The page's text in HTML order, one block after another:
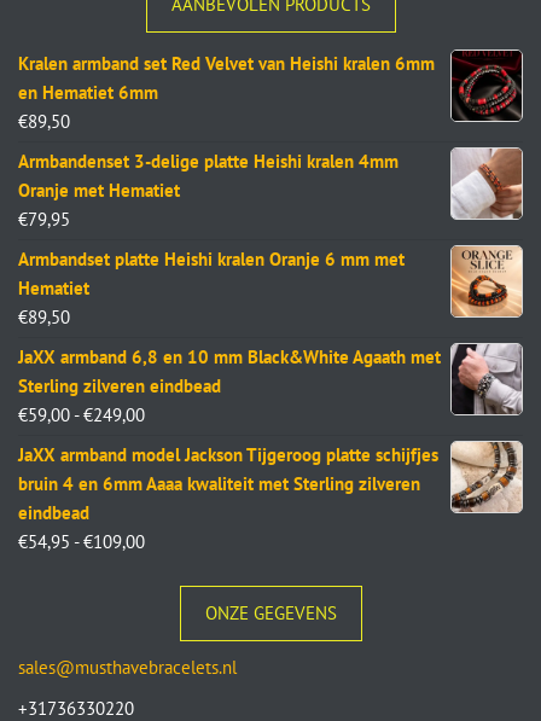
Kralen armband set Red Velvet van Heishi kralen 6mm
en Hematiet 6mm
€89,50
Armbandenset 3-delige platte Heishi kralen 4mm
Oranje met Hematiet
€79,95
Armbandset platte Heishi kralen Oranje 6 mm met
Hematiet
€89,50
JaXX armband 6,8 en 10 mm Black&White Agaath met
Sterling zilveren eindbead
€59,00 - €249,00
JaXX armband model Jackson Tijgeroog platte schijfjes
bruin 4 en 6mm Aaaa kwaliteit met Sterling zilveren
eindbead
€54,95 - €109,00
ONZE GEGEVENS
sales@musthavebracelets.nl
+31736330220